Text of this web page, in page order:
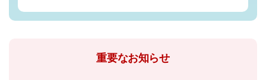
重要なお知らせ